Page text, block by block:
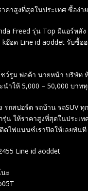
าคาสูงที่สุดในประเทศ ซื้อง่
Freed รุ่น Top มีแอร์หลั
kอ๊อด Line id aoddet รับซื้
ว์รูม พ่อค้า นายหน้า บริษัท
ำให้ 5,000 – 50,000 บาท
รถสปอร์ต รถบ้าน รถSUV ทุ
น ให้ราคาสูงที่สุดในประเท
ดไฟแนนซ์เราปิดให้เลยทันที
Line id aoddet
ะ